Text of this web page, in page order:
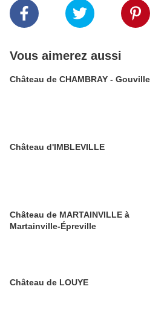
Vous aimerez aussi
Château de CHAMBRAY - Gouville
Château d'IMBLEVILLE
Château de MARTAINVILLE à
Martainville-Épreville
Château de LOUYE